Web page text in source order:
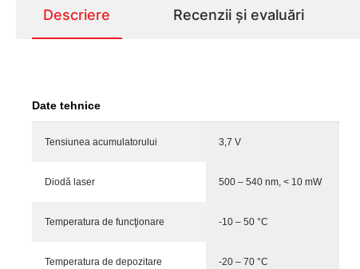
Descriere Recenzii și evaluări
Date tehnice
Tensiunea acumulatorului 3,7 V
Diodă laser 500 – 540 nm, < 10 mW
Temperatura de funcţionare -10 – 50 °C
Temperatura de depozitare -20 – 70 °C